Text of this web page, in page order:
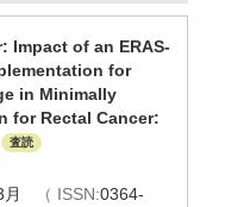
Impact of an ERAS-
for
in Minimally
for Rectal Cancer:
査読
月
（ ISSN:0364-